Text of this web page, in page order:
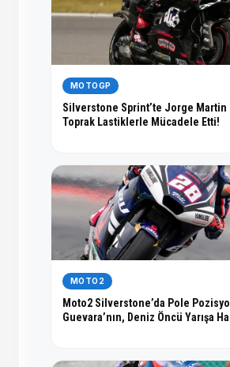
MOTOGP
Silverstone Sprint’te Jorge Martin
Toprak Lastiklerle Mücadele Etti!
MOTO2
Moto2 Silverstone’da Pole
Guevara’nın, Deniz Öncü Yarışa